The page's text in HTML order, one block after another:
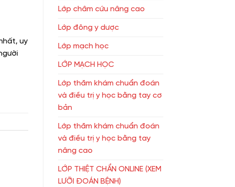
uy
Lớp châm cứu nâng cao
Lớp đông y dược
Lớp mạch học
LỚP MẠCH HỌC
Lớp thăm khám chuẩn đoán
và điều trị y học bằng tay cơ
bản
Lớp thăm khám chuẩn đoán
và điều trị y học bằng tay
nâng cao
LỚP THIỆT CHẨN ONLINE (XEM
LƯỠI ĐOÁN BỆNH)